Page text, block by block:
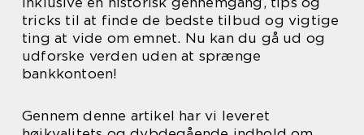
tricks til at finde de bedste tilbud og vigtige
ting at vide om emnet. Nu kan du gå ud og
udforske verden uden at sprænge
bankkontoen!
Gennem denne artikel har vi leveret